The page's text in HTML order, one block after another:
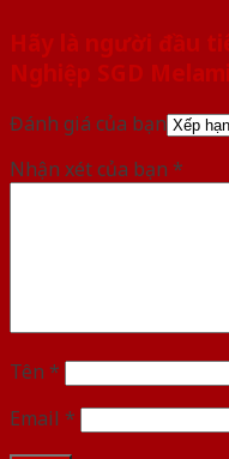
Hãy là người đầu
Nghiệp SGD
Đánh giá của bạn
Nhận xét của bạn *
Tên *
Email *